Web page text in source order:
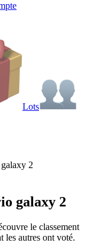
Lots
2
galaxy 2
le classement
les autres ont voté.